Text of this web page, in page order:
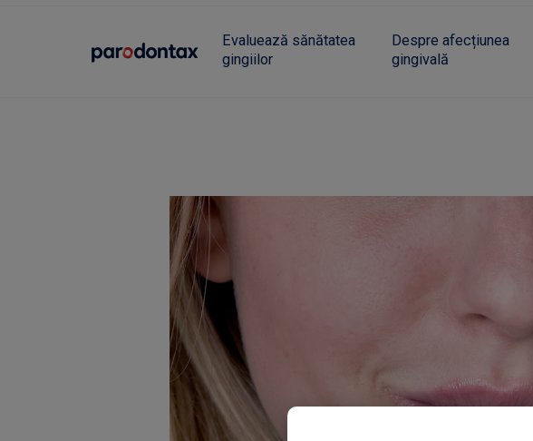
Evaluează sănătatea
gingiilor
Despre afecțiunea
gingivală